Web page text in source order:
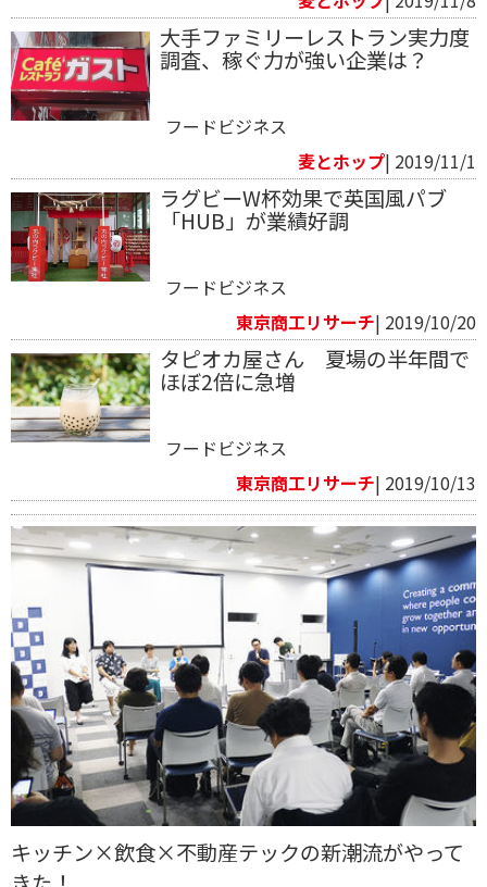
大手ファミリーレストラン実力度
調査、稼ぐ力が強い企業は？
フードビジネス
麦とホップ| 2019/11/1
ラグビーW杯効果で英国風パブ
「HUB」が業績好調
フードビジネス
東京商工リサーチ| 2019/10/20
タピオカ屋さん 夏場の半年間で
ほぼ2倍に急増
フードビジネス
東京商工リサーチ| 2019/10/13
キッチン×飲食×不動産テックの新潮流がやって